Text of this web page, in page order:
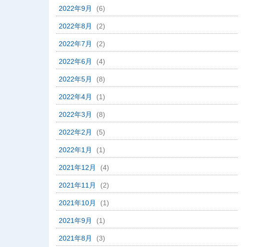
2022年9月 (6)
2022年8月 (2)
2022年7月 (2)
2022年6月 (4)
2022年5月 (8)
2022年4月 (1)
2022年3月 (8)
2022年2月 (5)
2022年1月 (1)
2021年12月 (4)
2021年11月 (2)
2021年10月 (1)
2021年9月 (1)
2021年8月 (3)